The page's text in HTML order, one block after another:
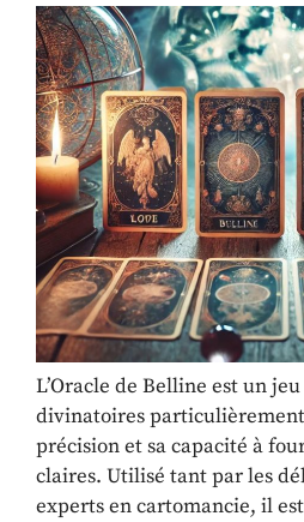
L’Oracle de Belline est un
divinatoires
précision et sa capacité à
claires. Utilisé tant par les
experts en cartomancie, il